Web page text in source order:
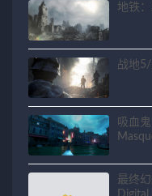
地铁
战地
吸血
最终